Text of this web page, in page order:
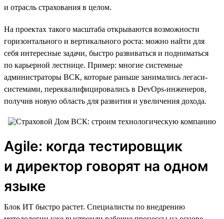
и отрасль страхования в целом.
На проектах такого масштаба открываются возможности
горизонтального и вертикального роста: можно найти для
себя интересные задачи, быстро развиваться и подниматься
по карьерной лестнице. Пример: многие системные
администраторы ВСК, которые раньше занимались легаси-
системами, переквалифицировались в DevOps-инженеров,
получив новую область для развития и увеличения дохода.
Agile: когда тестировщик
и директор говорят на одном
языке
Блок ИТ быстро растет. Специалисты по внедрению